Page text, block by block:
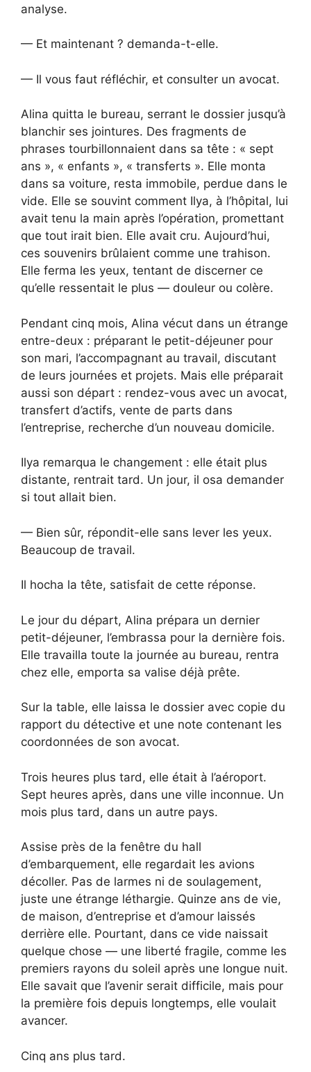
analyse.
— Et maintenant ? demanda-t-elle.
— Il vous faut réfléchir, et consulter un avocat.
Alina quitta le bureau, serrant le dossier jusqu’à
blanchir ses jointures. Des fragments de
phrases tourbillonnaient dans sa tête : « sept
ans », « enfants », « transferts ». Elle monta
dans sa voiture, resta immobile, perdue dans le
vide. Elle se souvint comment Ilya, à l’hôpital, lui
avait tenu la main après l’opération, promettant
que tout irait bien. Elle avait cru. Aujourd’hui,
ces souvenirs brûlaient comme une trahison.
Elle ferma les yeux, tentant de discerner ce
qu’elle ressentait le plus — douleur ou colère.
Pendant cinq mois, Alina vécut dans un étrange
entre-deux : préparant le petit-déjeuner pour
son mari, l’accompagnant au travail, discutant
de leurs journées et projets. Mais elle préparait
aussi son départ : rendez-vous avec un avocat,
transfert d’actifs, vente de parts dans
l’entreprise, recherche d’un nouveau domicile.
Ilya remarqua le changement : elle était plus
distante, rentrait tard. Un jour, il osa demander
si tout allait bien.
— Bien sûr, répondit-elle sans lever les yeux.
Beaucoup de travail.
Il hocha la tête, satisfait de cette réponse.
Le jour du départ, Alina prépara un dernier
petit-déjeuner, l’embrassa pour la dernière fois.
Elle travailla toute la journée au bureau, rentra
chez elle, emporta sa valise déjà prête.
Sur la table, elle laissa le dossier avec copie du
rapport du détective et une note contenant les
coordonnées de son avocat.
Trois heures plus tard, elle était à l’aéroport.
Sept heures après, dans une ville inconnue. Un
mois plus tard, dans un autre pays.
Assise près de la fenêtre du hall
d’embarquement, elle regardait les avions
décoller. Pas de larmes ni de soulagement,
juste une étrange léthargie. Quinze ans de vie,
de maison, d’entreprise et d’amour laissés
derrière elle. Pourtant, dans ce vide naissait
quelque chose — une liberté fragile, comme les
premiers rayons du soleil après une longue nuit.
Elle savait que l’avenir serait difficile, mais pour
la première fois depuis longtemps, elle voulait
avancer.
Cinq ans plus tard.